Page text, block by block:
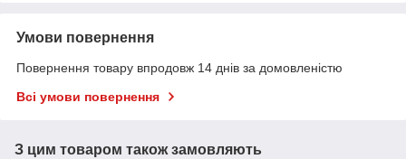
Умови повернення
Повернення товару впродовж 14 днів за домовленістю
Всі умови повернення
З цим товаром також замовляють